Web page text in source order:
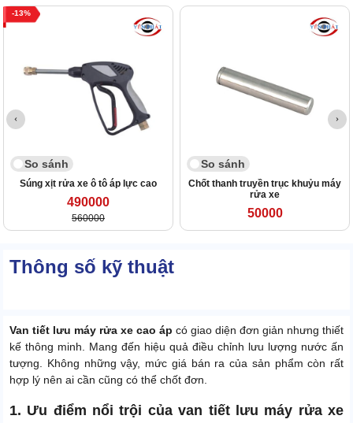
13
So sánh
Súng xịt rửa xe ô tô áp lực cao
490000
560000
So sánh
Chốt thanh truyền trục khuỷu máy
rửa xe
50000
Thông số kỹ thuật
Van tiết lưu máy rửa xe cao áp có giao diện đơn giản nhưng thiết
kế thông minh. Mang đến hiệu quả điều chỉnh lưu lượng nước ấn
tượng. Không những vậy, mức giá bán ra của sản phẩm còn rất
hợp lý nên ai cần cũng có thể chốt đơn.
1. Ưu điểm nổi trội của van tiết lưu máy rửa xe